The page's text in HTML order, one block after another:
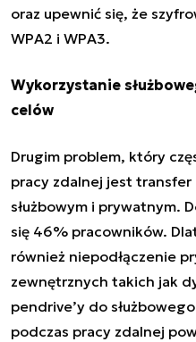
oraz upewnić się, że
WPA2 i WPA3.
Wykorzystanie
celów
Drugim problem, który
pracy zdalnej jest
służbowym i prywatnym.
się 46% pracowników.
również niepodłączenie
zewnętrznych takich jak
pendrive’y do
podczas pracy zdalnej